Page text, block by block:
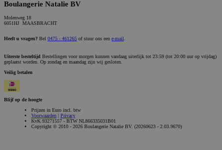
Boulangerie Natalie BV
Molenweg 18
6051HJ MAASBRACHT
Heeft u vragen? Bel 0475 - 461265 of stuur ons een e-mail
Uiterste besteltijd Bestellingen voor morgen kunnen vandaag uiterlijk tot 23:59 (tot 20:00 uur op vrijdag)
geplaatst worden. Op zondag en maandag zijn wij gesloten.
Veilig betalen
Blijf op de hoogte
Prijzen in Euro incl. btw
Voorwaarden | Privacy
KvK 93271557 - BTW NL866335031B01
Copyright © 2010 - 2026 Boulangerie Natalie BV. (20260623 - 2.03.9670)